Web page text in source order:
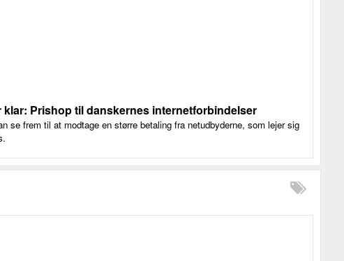
Prishop til danskernes internetforbindelser
se frem til at modtage en større betaling fra netudbyderne, som lejer sig